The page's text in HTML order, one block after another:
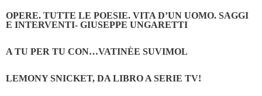
OPERE. TUTTE LE POESIE. VITA D’UN UOMO. SAGGI
E INTERVENTI- GIUSEPPE UNGARETTI
A TU PER TU CON…VATINÈE SUVIMOL
LEMONY SNICKET, DA LIBRO A SERIE TV!